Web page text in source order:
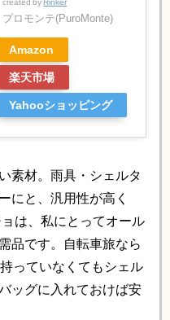
created by Rinker
プロモンテ(PuroMonte)
Amazon
楽天市場
Yahooショッピング
素材。雨具・シェルタ
にと、汎用性が高く
は、私にとってオール
品です。自転車旅なら
っていなくてもシェル
ッグに入れておけば安